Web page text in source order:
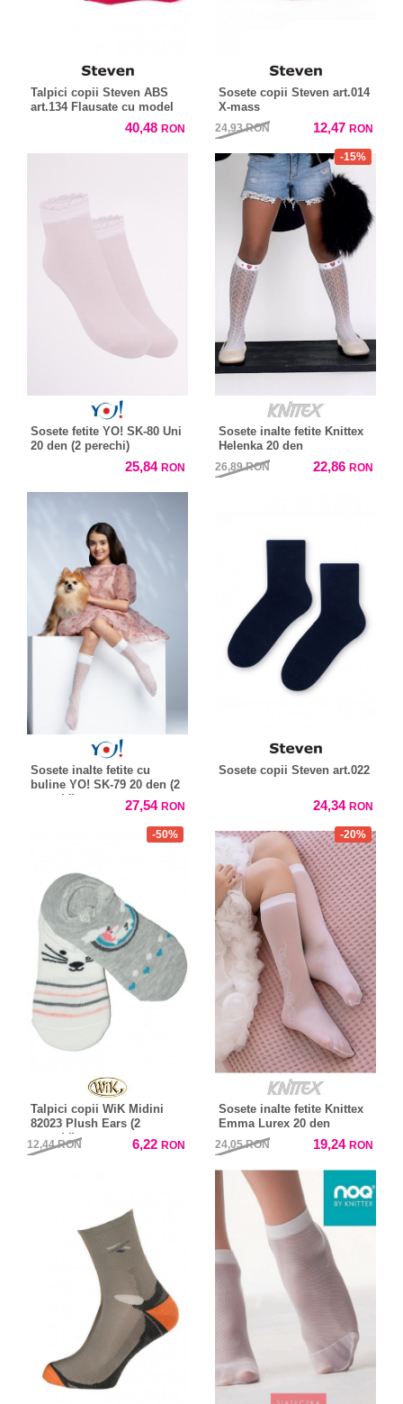
Talpici copii Steven ABS
art.134 Flausate cu model
40,48 RON
Sosete copii Steven art.014
X-mass
24,93RON 12,47 RON
Sosete fetite YO! SK-80 Uni
20 den (2 perechi)
25,84 RON
-15%
Sosete inalte fetite Knittex
Helenka 20 den
26,89RON 22,86 RON
Sosete inalte fetite cu
buline YO! SK-79 20 den (2
perechi)
27,54 RON
Sosete copii Steven art.022
24,34 RON
-50%
Talpici copii WiK Midini
82023 Plush Ears (2
perechi)
12,44RON 6,22 RON
-20%
Sosete inalte fetite Knittex
Emma Lurex 20 den
24,05RON 19,24 RON